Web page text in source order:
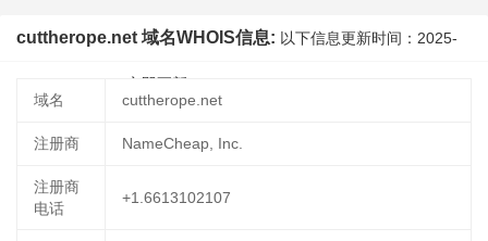
cuttherope.net 域名WHOIS信息: 以下信息更新时间： 2025-
立即更新
域名
cuttherope.net
注册商 NameCheap, Inc.
注册商
电话
+1.6613102107